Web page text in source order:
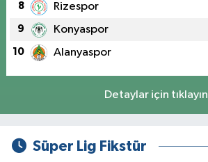
8 Rizespor
9 Konyaspor
10 Alanyaspor
Detaylar için tıklayın
Süper Lig Fikstür